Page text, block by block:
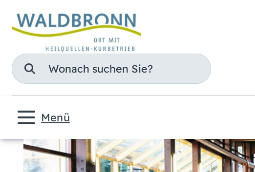
Suche
Menü